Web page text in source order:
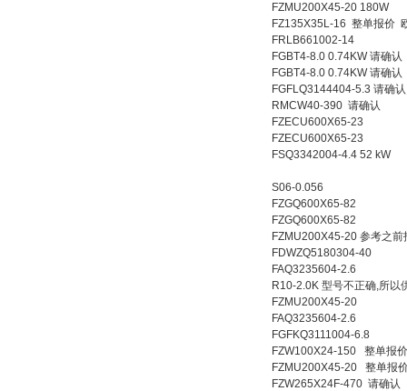
FZMU200X45-20 180W
FZ135X35L-16 整单报价
FRLB661002-14
FGBT4-8.0 0.74KW 请确
FGBT4-8.0 0.74KW 请确
FGFLQ3144404-5.3 请确认
RMCW40-390 请确认
FZECU600X65-23
FZECU600X65-23
FSQ3342004-4.4 52 kW
S06-0.056
FZGQ600X65-82
FZGQ600X65-82
FZMU200X45-20 参考之
FDWZQ5180304-40
FAQ3235604-2.6
R10-2.0K 型号不正确,所以
FZMU200X45-20
FAQ3235604-2.6
FGFKQ3111004-6.8
FZW100X24-150 整单报价
FZMU200X45-20 整单报
FZW265X24F-470 请确认